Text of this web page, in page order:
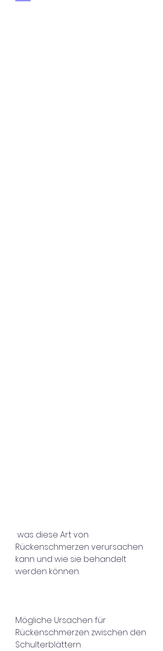
Rückenschmerzen verursachen
kann und wie sie behandelt
werden können.
Mögliche Ursachen für
Rückenschmerzen zwischen den
Schulterblättern